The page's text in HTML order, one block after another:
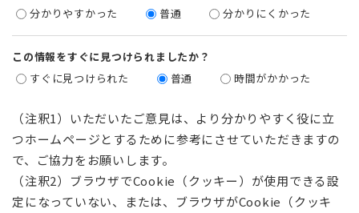
分かりやすかった
普通 分かりにくかった
この情報をすぐに見つけられましたか？
すぐに見つけられた
普通 時間がかかった
（注釈1）いただいたご意見は、より分かりやすく役に立
つホームページとするために参考にさせていただきますの
で、ご協力をお願いします。
（注釈2）ブラウザでCookie（クッキー）が使用できる設
定になっていない、または、ブラウザがCookie（クッキ